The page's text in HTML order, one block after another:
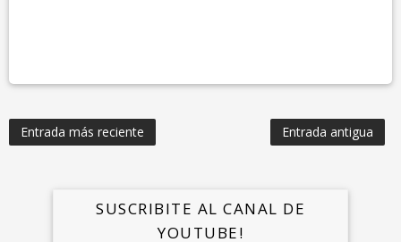
Entrada más reciente Entrada antigua
SUSCRIBITE AL CANAL DE
YOUTUBE!